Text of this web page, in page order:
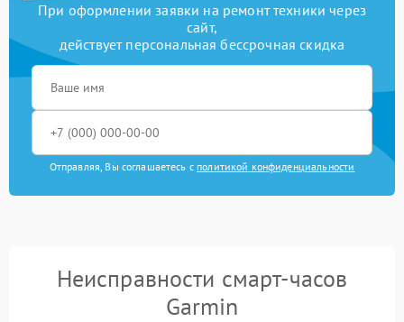
При оформлении заявки на ремонт техники через
сайт,
действует персональная бессрочная скидка
Отправляя, Вы соглашаетесь с политикой конфиденциальности
Неисправности смарт-часов
Garmin